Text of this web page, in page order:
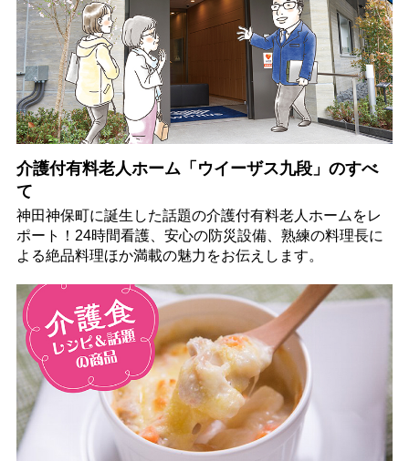
介護付有料老人ホーム「ウイーザス九段」のすべ
て
神田神保町に誕生した話題の介護付有料老人ホームをレ
ポート！24時間看護、安心の防災設備、熟練の料理長に
よる絶品料理ほか満載の魅力をお伝えします。